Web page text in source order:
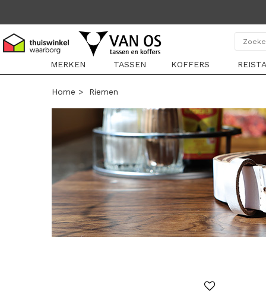
MERKEN TASSEN KOFFERS
Home > Riemen